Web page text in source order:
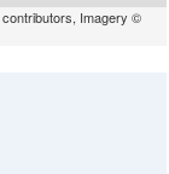
contributors, Imagery ©